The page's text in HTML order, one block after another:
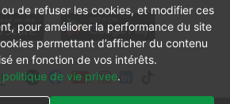
de refuser les cookies, et modifier ces
pour améliorer la performance du site
permettant d’afficher du contenu
en fonction de vos intérêts.
politique de vie privee.